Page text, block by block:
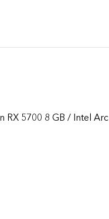
RX 5700 8 GB / Intel Arc